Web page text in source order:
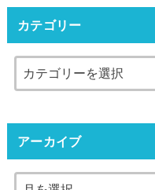
カテゴリー
アーカイブ